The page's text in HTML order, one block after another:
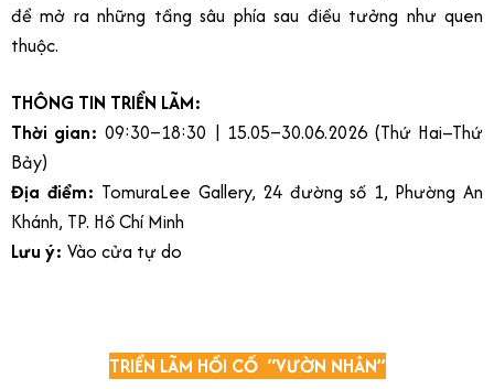
để mở ra những tầng sâu phía sau điều tưởng như quen
thuộc.
THÔNG TIN TRIỂN LÃM:
Thời gian:09:30–18:30 | 15.05–30.06.2026 (Thứ Hai–Thứ
Bảy)
Địa điểm: TomuraLee Gallery, 24 đường số 1, Phường An
Khánh, TP. Hồ Chí Minh
Lưu ý: Vào cửa tự do
TRIỂN LÃM HỒI CỐ “VƯỜN NHÂN”